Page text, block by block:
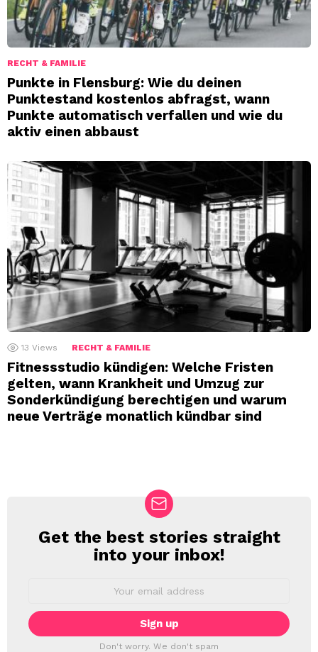
RECHT & FAMILIE
Punkte in Flensburg: Wie du deinen
Punktestand kostenlos abfragst, wann
Punkte automatisch verfallen und wie du
aktiv einen abbaust
13 Views RECHT & FAMILIE
Fitnessstudio kündigen: Welche Fristen
gelten, wann Krankheit und Umzug zur
Sonderkündigung berechtigen und warum
neue Verträge monatlich kündbar sind
NEWSLETTER
Get the best stories straight
into your inbox!
Don't worry. We don't spam